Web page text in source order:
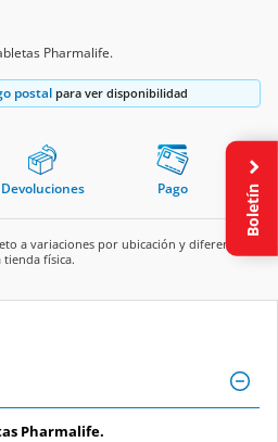
Pharmalife.
postal para ver disponibilidad
Devoluciones Pago
a variaciones por ubicación y diferente
tienda física.
Pharmalife.
Boletín